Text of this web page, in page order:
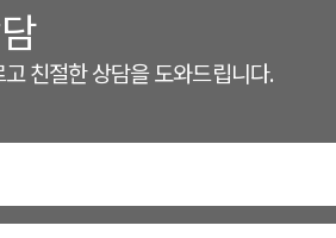
친절한 상담을 도와드립니다.